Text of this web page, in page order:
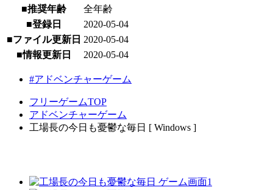
■推奨年齢
全年齢
■登録日
2020-05-04
■ファイル更新日 2020-05-04
■情報更新日
2020-05-04
#アドベンチャーゲーム
フリーゲームTOP
アドベンチャーゲーム
工場長の今日も憂鬱な毎日 [ Windows ]